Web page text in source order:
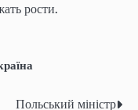
рости.
Польський міністр